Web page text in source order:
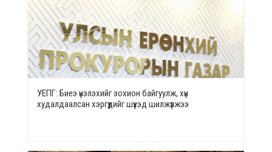
УЕПГ: Биеэ үнэлэхийг зохион байгуулж, хүн
худалдаалсан хэргүүдийг шүүхэд шилжүүлжээ